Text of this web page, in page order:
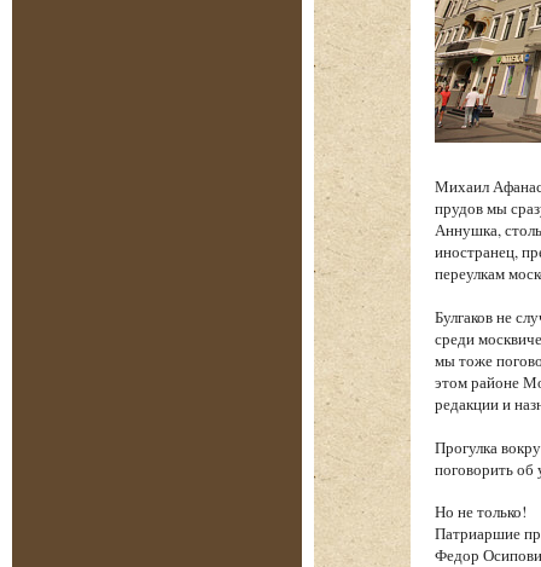
Михаил
прудов мы
Аннушка,
иностранец,
переулкам
Булгаков не
среди
мы тоже
этом районе
редакции и
Прогулка
поговорить об
Но не только!
Патриаршие
Федор